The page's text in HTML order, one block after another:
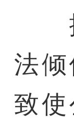
据
法
致